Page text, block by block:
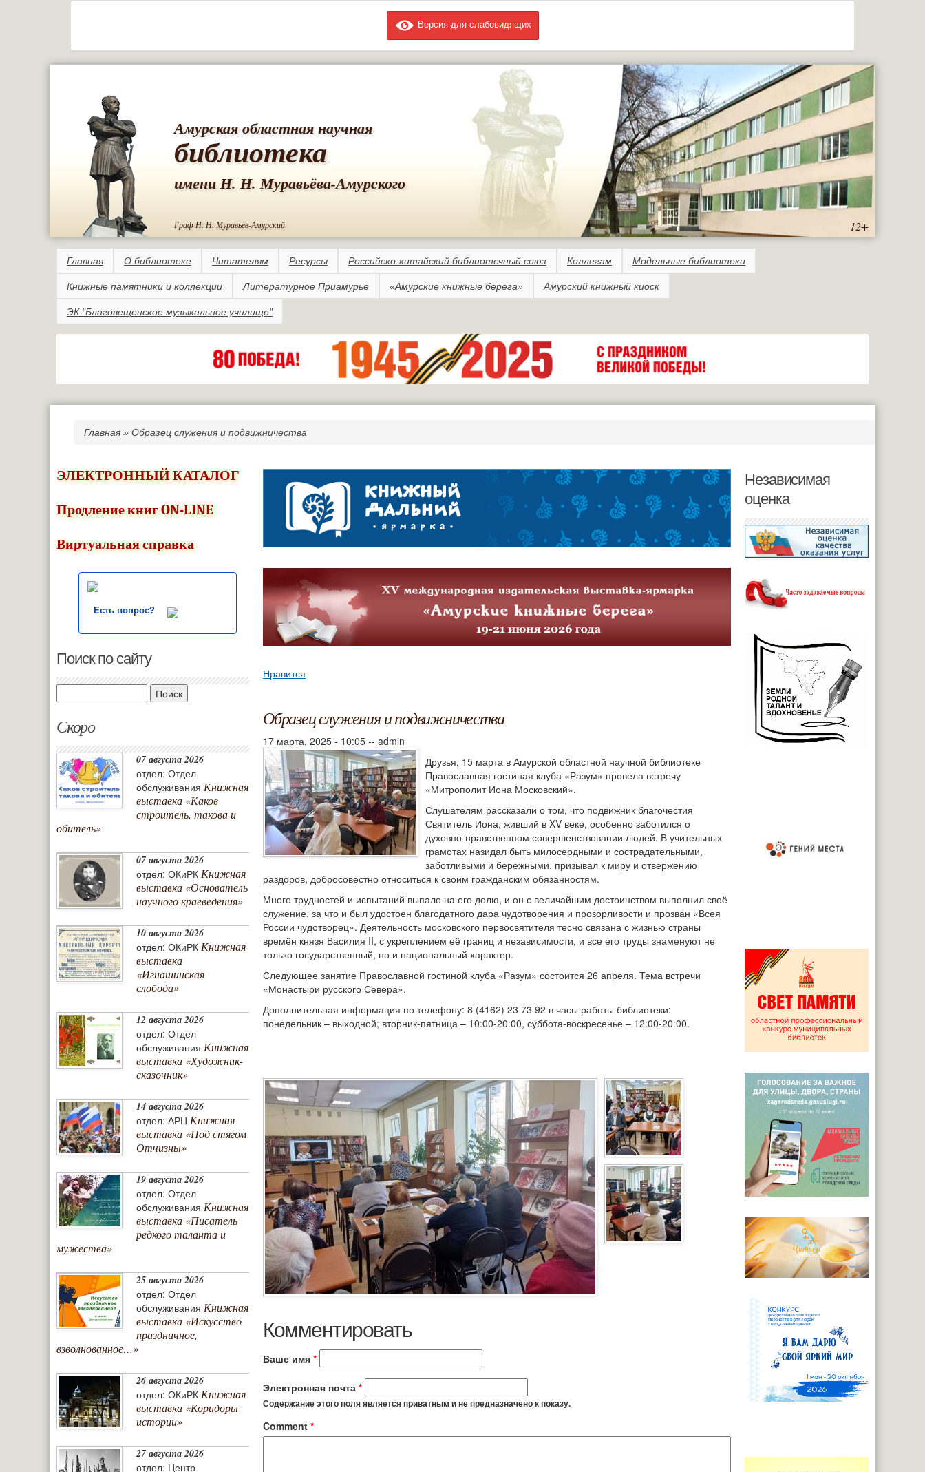
Версия для слабовидящих
Амурская областная научная
библиотека
имени Н. Н. Муравьёва-Амурского
Граф Н. Н. Муравьёв-Амурский 12+
Главная О библиотеке Читателям Ресурсы Российско-китайский библиотечный союз Коллегам Модельные библиотеки
Книжные памятники и коллекции Литературное Приамурье «Амурские книжные берега» Амурский книжный киоск
ЭК "Благовещенское музыкальное училище"
Вы здесь
Главная » Образец служения и подвижничества
ЭЛЕКТРОННЫЙ КАТАЛОГ
Продление книг ON-LINE
Виртуальная справка
Есть вопрос?
Поиск по сайту
Скоро
07 августа 2026
отдел: Отдел
обслуживания Книжная
выставка «Каков
строитель, такова и
обитель»
07 августа 2026
отдел: ОКиРК Книжная
выставка «Основатель
научного краеведения»
10 августа 2026
отдел: ОКиРК Книжная
выставка
«Игнашинская
слобода»
12 августа 2026
отдел: Отдел
обслуживания Книжная
выставка «Художник-
сказочник»
14 августа 2026
отдел: АРЦ Книжная
выставка «Под стягом
Отчизны»
19 августа 2026
отдел: Отдел
обслуживания Книжная
выставка «Писатель
редкого таланта и
мужества»
25 августа 2026
отдел: Отдел
обслуживания Книжная
выставка «Искусство
праздничное,
взволнованное…»
26 августа 2026
отдел: ОКиРК Книжная
выставка «Коридоры
истории»
27 августа 2026
отдел: Центр
Нравится
Образец служения и подвижничества
17 марта, 2025 - 10:05 -- admin
Друзья, 15 марта в Амурской областной научной библиотеке
Православная гостиная клуба «Разум» провела встречу
«Митрополит Иона Московский».
Слушателям рассказали о том, что подвижник благочестия
Святитель Иона, живший в XV веке, особенно заботился о
духовно-нравственном совершенствовании людей. В учительных
грамотах назидал быть милосердными и сострадательными,
заботливыми и бережными, призывал к миру и отвержению
раздоров, добросовестно относиться к своим гражданским обязанностям.
Много трудностей и испытаний выпало на его долю, и он с величайшим достоинством выполнил своё
служение, за что и был удостоен благодатного дара чудотворения и прозорливости и прозван «Всея
России чудотворец». Деятельность московского первосвятителя тесно связана с жизнью страны
времён князя Василия II, с укреплением её границ и независимости, и все его труды знаменуют не
только государственный, но и национальный характер.
Следующее занятие Православной гостиной клуба «Разум» состоится 26 апреля. Тема встречи
«Монастыри русского Севера».
Дополнительная информация по телефону: 8 (4162) 23 73 92 в часы работы библиотеки:
понедельник – выходной; вторник-пятница – 10:00-20:00, суббота-воскресенье – 12:00-20:00.
Комментировать
Ваше имя *
Электронная почта *
Содержание этого поля является приватным и не предназначено к показу.
Comment *
Независимая
оценка